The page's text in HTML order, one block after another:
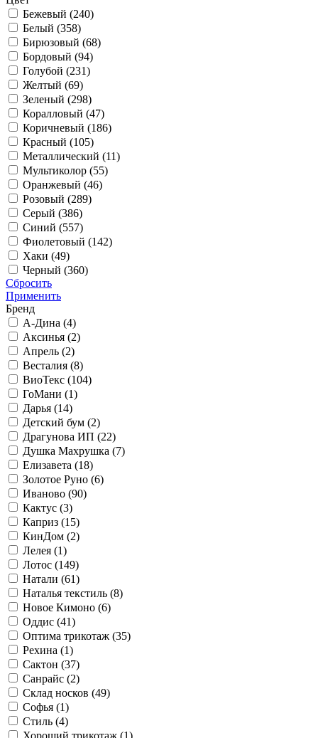
Бежевый (240)
Белый (358)
Бирюзовый (68)
Бордовый (94)
Голубой (231)
Желтый (69)
Зеленый (298)
Коралловый (47)
Коричневый (186)
Красный (105)
Металлический (11)
Мультиколор (55)
Оранжевый (46)
Розовый (289)
Серый (386)
Синий (557)
Фиолетовый (142)
Хаки (49)
Черный (360)
Сбросить
Применить
Бренд
А-Дина (4)
Аксинья (2)
Апрель (2)
Весталия (8)
ВиоТекс (104)
ГоМани (1)
Дарья (14)
Детский бум (2)
Драгунова ИП (22)
Душка Махрушка (7)
Елизавета (18)
Золотое Руно (6)
Иваново (90)
Кактус (3)
Каприз (15)
КинДом (2)
Лелея (1)
Лотос (149)
Натали (61)
Наталья текстиль (8)
Новое Кимоно (6)
Оддис (41)
Оптима трикотаж (35)
Рехина (1)
Сактон (37)
Санрайс (2)
Склад носков (49)
Софья (1)
Стиль (4)